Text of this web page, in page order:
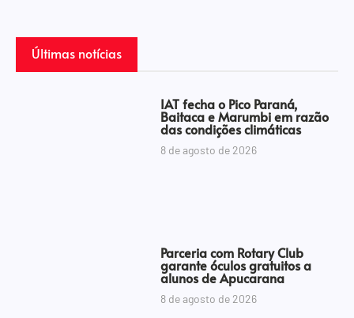
Últimas notícias
IAT fecha o Pico Paraná,
Baitaca e Marumbi em razão
das condições climáticas
8 de agosto de 2026
Parceria com Rotary Club
garante óculos gratuitos a
alunos de Apucarana
8 de agosto de 2026